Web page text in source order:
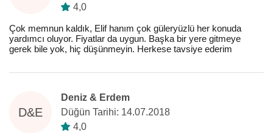
4,0
Çok memnun kaldık, Elif hanım çok güleryüzlü her konuda
yardımcı oluyor. Fiyatlar da uygun. Başka bir yere gitmeye
gerek bile yok, hiç düşünmeyin. Herkese tavsiye ederim
D&E
Deniz & Erdem
Düğün Tarihi: 14.07.2018
4,0